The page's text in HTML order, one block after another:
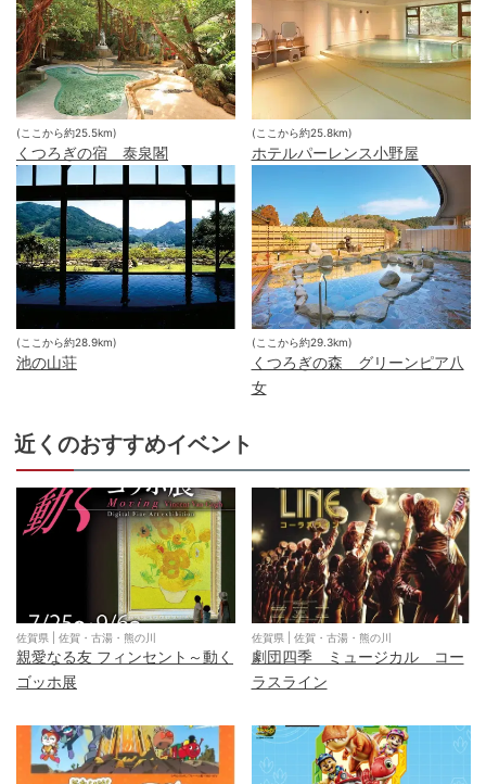
(ここから約25.5km)
くつろぎの宿 泰泉閣
(ここから約25.8km)
ホテルパーレンス小野屋
(ここから約28.9km)
池の山荘
(ここから約29.3km)
くつろぎの森 グリーンピア八
女
近くのおすすめイベント
佐賀県 佐賀・古湯・熊の川
親愛なる友 フィンセント～動く
ゴッホ展
佐賀県| 佐賀・古湯・熊の川
劇団四季 ミュージカル コー
ラスライン